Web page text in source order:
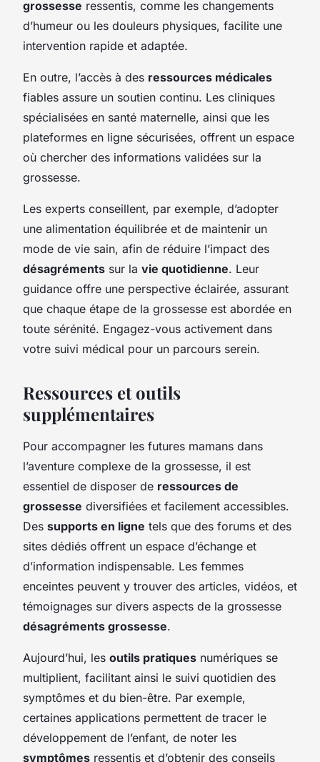
grossesse ressentis, comme les changements
d’humeur ou les douleurs physiques, facilite une
intervention rapide et adaptée.
En outre, l’accès à des ressources médicales
fiables assure un soutien continu. Les cliniques
spécialisées en santé maternelle, ainsi que les
plateformes en ligne sécurisées, offrent un espace
où chercher des informations validées sur la
grossesse.
Les experts conseillent, par exemple, d’adopter
une alimentation équilibrée et de maintenir un
mode de vie sain, afin de réduire l’impact des
désagréments sur la vie quotidienne. Leur
guidance offre une perspective éclairée, assurant
que chaque étape de la grossesse est abordée en
toute sérénité. Engagez-vous activement dans
votre suivi médical pour un parcours serein.
Ressources et outils
supplémentaires
Pour accompagner les futures mamans dans
l’aventure complexe de la grossesse, il est
essentiel de disposer de ressources de
grossesse diversifiées et facilement accessibles.
Des supports en ligne tels que des forums et des
sites dédiés offrent un espace d’échange et
d’information indispensable. Les femmes
enceintes peuvent y trouver des articles, vidéos, et
témoignages sur divers aspects de la grossesse
désagréments grossesse.
Aujourd’hui, les outils pratiques numériques se
multiplient, facilitant ainsi le suivi quotidien des
symptômes et du bien-être. Par exemple,
certaines applications permettent de tracer le
développement de l’enfant, de noter les
symptômes ressentis et d’obtenir des conseils